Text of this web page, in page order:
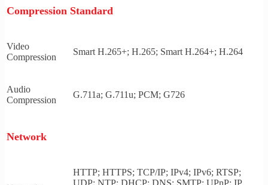
Compression Standard
Video
Compression
Smart H.265+; H.265; Smart H.264+; H.264
Audio
Compression
G.711a; G.711u; PCM; G726
Network
HTTP; HTTPS; TCP/IP; IPv4; IPv6; RTSP;